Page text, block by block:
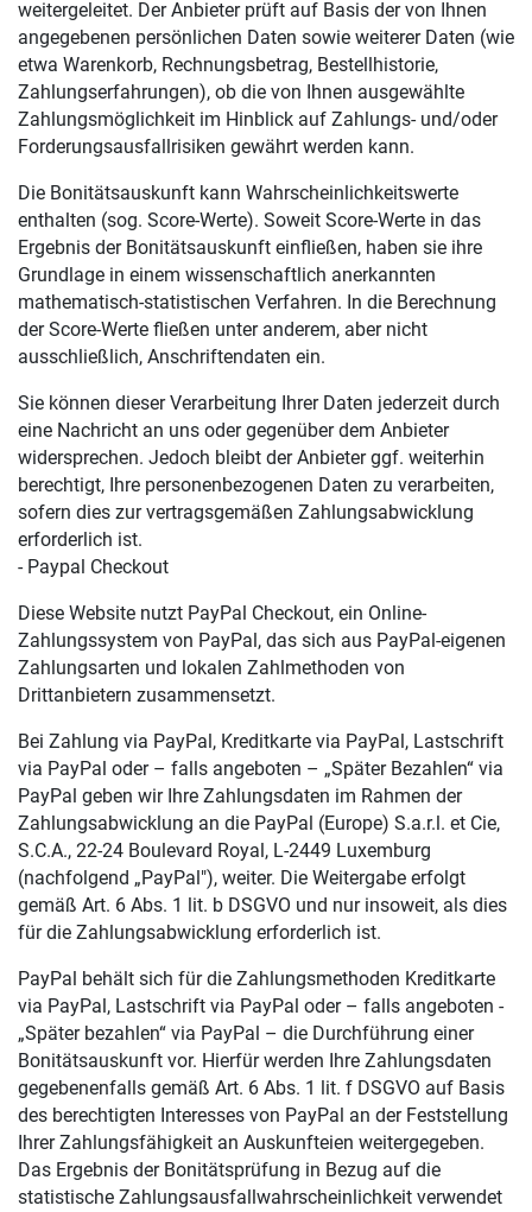
weitergeleitet. Der Anbieter prüft auf Basis der von Ihnen
angegebenen persönlichen Daten sowie weiterer Daten (wie
etwa Warenkorb, Rechnungsbetrag, Bestellhistorie,
Zahlungserfahrungen), ob die von Ihnen ausgewählte
Zahlungsmöglichkeit im Hinblick auf Zahlungs- und/oder
Forderungsausfallrisiken gewährt werden kann.
Die Bonitätsauskunft kann Wahrscheinlichkeitswerte
enthalten (sog. Score-Werte). Soweit Score-Werte in das
Ergebnis der Bonitätsauskunft einfließen, haben sie ihre
Grundlage in einem wissenschaftlich anerkannten
mathematisch-statistischen Verfahren. In die Berechnung
der Score-Werte fließen unter anderem, aber nicht
ausschließlich, Anschriftendaten ein.
Sie können dieser Verarbeitung Ihrer Daten jederzeit durch
eine Nachricht an uns oder gegenüber dem Anbieter
widersprechen. Jedoch bleibt der Anbieter ggf. weiterhin
berechtigt, Ihre personenbezogenen Daten zu verarbeiten,
sofern dies zur vertragsgemäßen Zahlungsabwicklung
erforderlich ist.
- Paypal Checkout
Diese Website nutzt PayPal Checkout, ein Online-
Zahlungssystem von PayPal, das sich aus PayPal-eigenen
Zahlungsarten und lokalen Zahlmethoden von
Drittanbietern zusammensetzt.
Bei Zahlung via PayPal, Kreditkarte via PayPal, Lastschrift
via PayPal oder – falls angeboten – „Später Bezahlen“ via
PayPal geben wir Ihre Zahlungsdaten im Rahmen der
Zahlungsabwicklung an die PayPal (Europe) S.a.r.l. et Cie,
S.C.A., 22-24 Boulevard Royal, L-2449 Luxemburg
(nachfolgend „PayPal"), weiter. Die Weitergabe erfolgt
gemäß Art. 6 Abs. 1 lit. b DSGVO und nur insoweit, als dies
für die Zahlungsabwicklung erforderlich ist.
PayPal behält sich für die Zahlungsmethoden Kreditkarte
via PayPal, Lastschrift via PayPal oder – falls angeboten -
„Später bezahlen“ via PayPal – die Durchführung einer
Bonitätsauskunft vor. Hierfür werden Ihre Zahlungsdaten
gegebenenfalls gemäß Art. 6 Abs. 1 lit. f DSGVO auf Basis
des berechtigten Interesses von PayPal an der Feststellung
Ihrer Zahlungsfähigkeit an Auskunfteien weitergegeben.
Das Ergebnis der Bonitätsprüfung in Bezug auf die
statistische Zahlungsausfallwahrscheinlichkeit verwendet